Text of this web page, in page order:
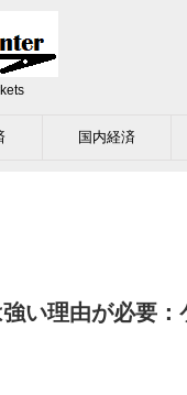
国内経済
い理由が必要